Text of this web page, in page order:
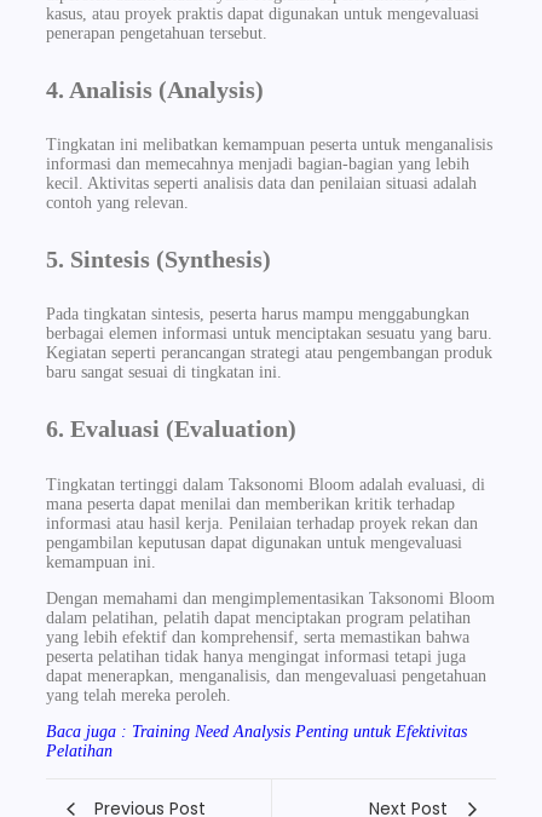
kasus, atau proyek praktis dapat digunakan untuk mengevaluasi
penerapan pengetahuan tersebut.
4. Analisis (Analysis)
Tingkatan ini melibatkan kemampuan peserta untuk menganalisis
informasi dan memecahnya menjadi bagian-bagian yang lebih
kecil. Aktivitas seperti analisis data dan penilaian situasi adalah
contoh yang relevan.
5. Sintesis (Synthesis)
Pada tingkatan sintesis, peserta harus mampu menggabungkan
berbagai elemen informasi untuk menciptakan sesuatu yang baru.
Kegiatan seperti perancangan strategi atau pengembangan produk
baru sangat sesuai di tingkatan ini.
6. Evaluasi (Evaluation)
Tingkatan tertinggi dalam Taksonomi Bloom adalah evaluasi, di
mana peserta dapat menilai dan memberikan kritik terhadap
informasi atau hasil kerja. Penilaian terhadap proyek rekan dan
pengambilan keputusan dapat digunakan untuk mengevaluasi
kemampuan ini.
Dengan memahami dan mengimplementasikan Taksonomi Bloom
dalam pelatihan, pelatih dapat menciptakan program pelatihan
yang lebih efektif dan komprehensif, serta memastikan bahwa
peserta pelatihan tidak hanya mengingat informasi tetapi juga
dapat menerapkan, menganalisis, dan mengevaluasi pengetahuan
yang telah mereka peroleh.
Baca juga : Training Need Analysis Penting untuk Efektivitas
Pelatihan
Previous Post Next Post